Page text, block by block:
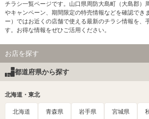
チラシ一覧ページです。山口県周防大島町（大島郡）
やキャンペーン、期間限定の特売情報などを確認でき
ー）ではお近くの店舗で使える最新のチラシ情報を、
す。お得な情報をぜひご活用ください。
お店を探す
都道府県から探す
北海道・東北
北海道 青森県 岩手県 宮城県